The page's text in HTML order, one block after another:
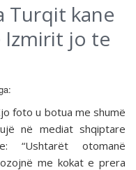
Turqit kane
Izmirit jo te
foto u botua me shumë
në mediat shqiptare
“Ushtarët otomanë
me kokat e prera